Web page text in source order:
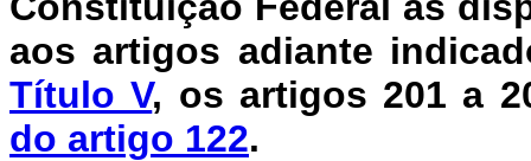
aos artigos adiante
Título V, os artigos 201 a
do artigo 122.